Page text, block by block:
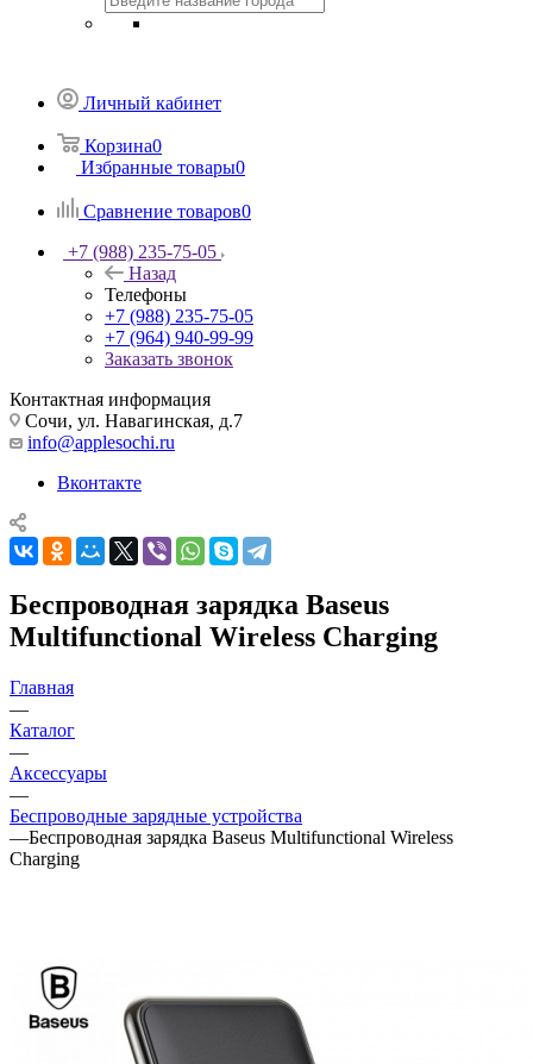
Личный кабинет
Корзина0
Избранные товары0
Сравнение товаров0
+7 (988) 235-75-05
Назад
Телефоны
+7 (988) 235-75-05
+7 (964) 940-99-99
Заказать звонок
Контактная информация
Сочи, ул. Навагинская, д.7
info@applesochi.ru
Вконтакте
Беспроводная зарядка Baseus
Multifunctional Wireless Charging
Главная
—
Каталог
—
Аксессуары
—
Беспроводные зарядные устройства
—Беспроводная зарядка Baseus Multifunctional Wireless
Charging